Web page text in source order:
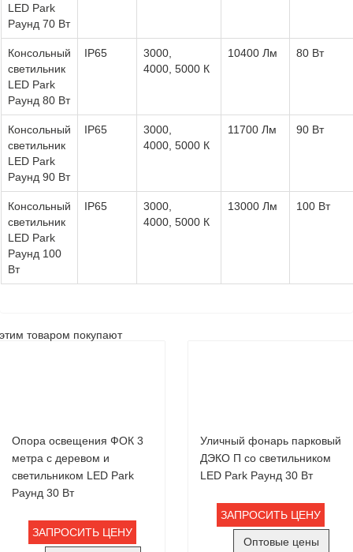
LED Park
Раунд 70 Вт
Консольный
светильник
LED Park
Раунд 80 Вт
IP65
3000,
4000, 5000 К
10400 Лм 80 Вт
Консольный
светильник
LED Park
Раунд 90 Вт
IP65
3000,
4000, 5000 К
11700 Лм 90 Вт
Консольный
светильник
LED Park
Раунд 100
Вт
IP65
3000,
4000, 5000 К
13000 Лм 100 Вт
товаром покупают
Опора освещения ФОК 3
метра с деревом и
светильником LED Park
Раунд 30 Вт
ЗАПРОСИТЬ ЦЕНУ
Уличный фонарь парковый
ДЭКО П со светильником
LED Park Раунд 30 Вт
ЗАПРОСИТЬ ЦЕНУ
Оптовые цены